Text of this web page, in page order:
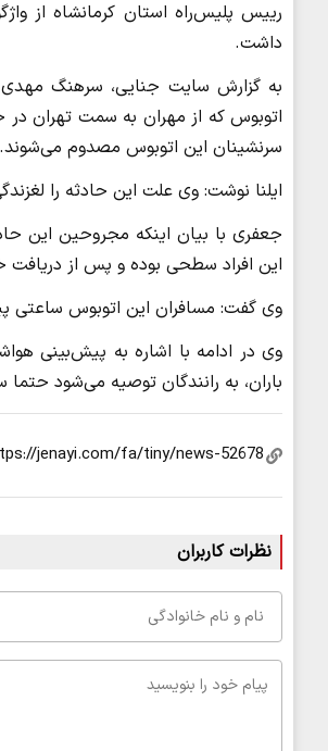
داشت.
سرنشینان این اتوبوس مصدوم می‌شوند.
ایلنا نوشت: وی علت این حادثه را
جعفری با بیان اینکه مجروحین این
این افراد سطحی بوده و پس از
وی گفت: مسافران این اتوبوس ساعتی
وی در ادامه با اشاره به پیش‌بینی
باران، به رانندگان توصیه می‌شود
نظرات کاربران